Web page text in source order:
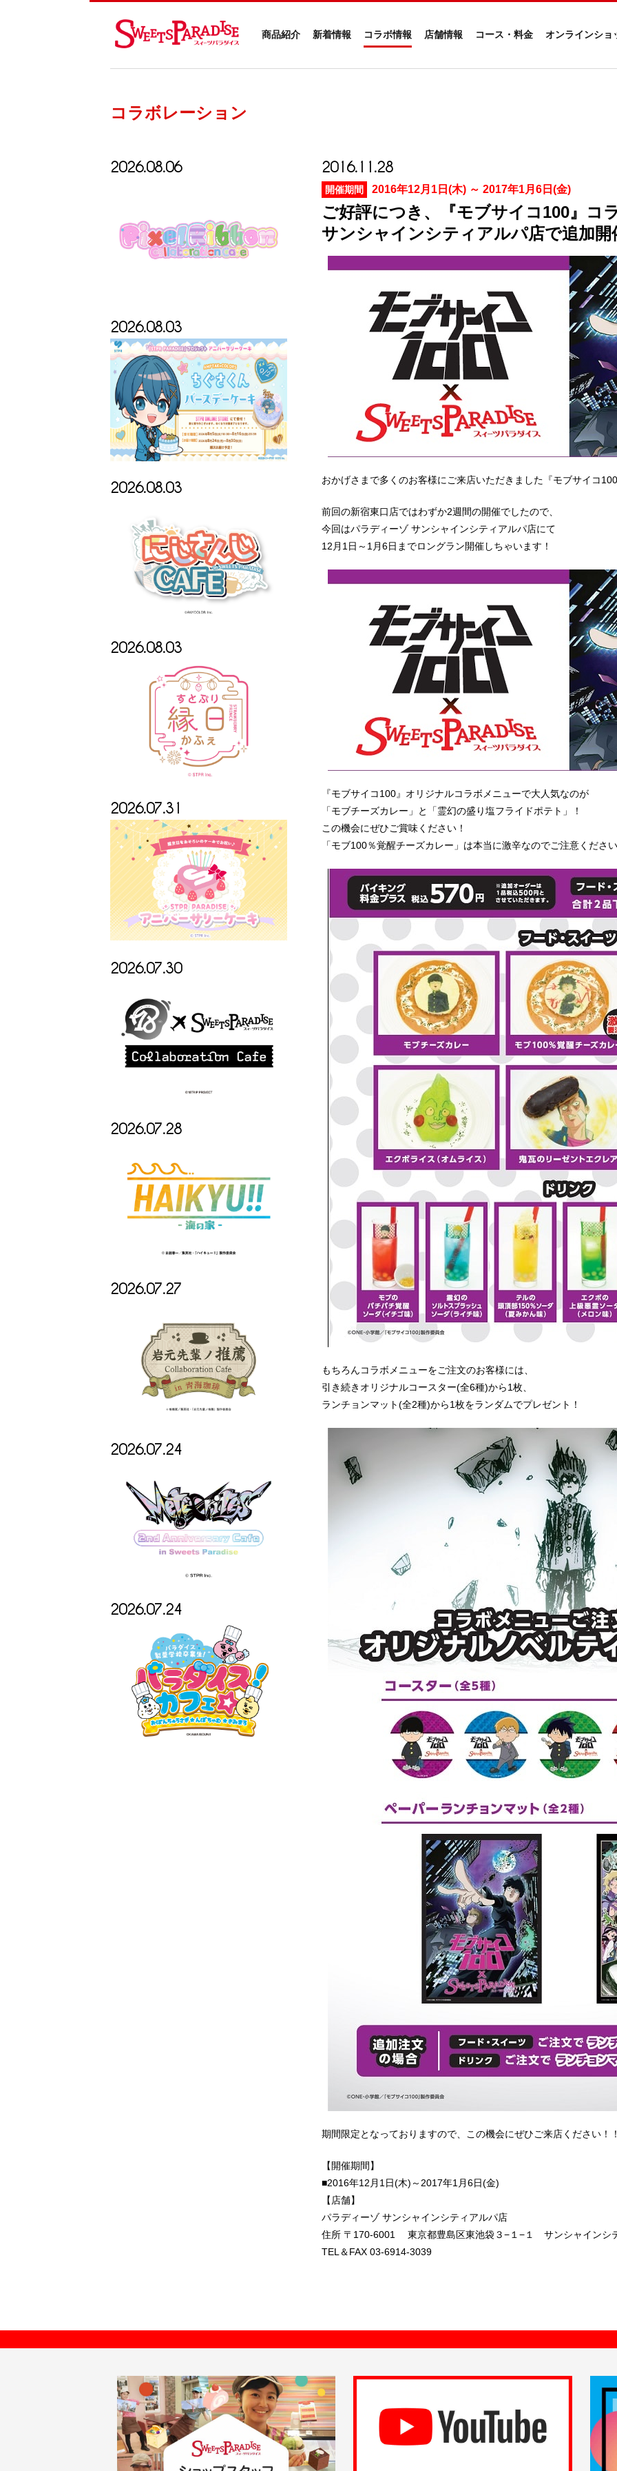
商品紹介 新着情報 コラボ情報 店舗情報 コース・料金 オンラインショ
コラボレーション
2026.08.06
2026.08.03
2026.08.03
2026.08.03
2026.07.31
2026.07.30
2026.07.28
2026.07.27
2026.07.24
2026.07.24
2016.11.28
開催期間 2016年12月1日(木) ～ 2017年1月6日(金)
ご好評につき、『モブサイコ100』コ
サンシャインシティアルパ店で追加開
おかげさまで多くのお客様にご来店いただきました『モブサイコ
前回の新宿東口店ではわずか2週間の開催でしたので、
今回はパラディーゾ サンシャインシティアルパ店にて
12月1日～1月6日までロングラン開催しちゃいます！
『モブサイコ100』オリジナルコラボメニューで大人気なのが
「モブチーズカレー」と「霊幻の盛り塩フライドポテト」！
この機会にぜひご賞味ください！
「モブ100％覚醒チーズカレー」は本当に激辛なのでご注意くださ
もちろんコラボメニューをご注文のお客様には、
引き続きオリジナルコースター(全6種)から1枚、
ランチョンマット(全2種)から1枚をランダムでプレゼント！
期間限定となっておりますので、この機会にぜひご来店ください！
【開催期間】
■2016年12月1日(木)～2017年1月6日(金)
【店舗】
パラディーゾ サンシャインシティアルパ店
住所 〒170-6001 東京都豊島区東池袋３−１−１ サンシャインシ
TEL＆FAX 03-6914-3039